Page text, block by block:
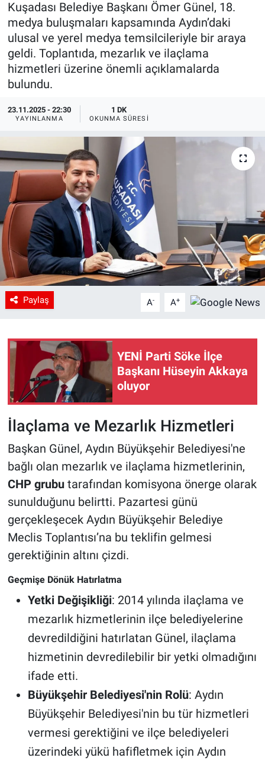
Kuşadası Belediye Başkanı Ömer Günel, 18.
medya buluşmaları kapsamında Aydın’daki
ulusal ve yerel medya temsilcileriyle bir araya
geldi. Toplantıda, mezarlık ve ilaçlama
hizmetleri üzerine önemli açıklamalarda
bulundu.
23.11.2025 - 22:30
YAYINLANMA
1 DK
OKUNMA SÜRESI
Paylaş A- A+
YENİ Parti Söke İlçe
Başkanı Hüseyin Akkaya
oluyor
İlaçlama ve Mezarlık Hizmetleri
Başkan Günel, Aydın Büyükşehir Belediyesi'ne
bağlı olan mezarlık ve ilaçlama hizmetlerinin,
CHP grubutarafından komisyona önerge olarak
sunulduğunu belirtti. Pazartesi günü
gerçekleşecek Aydın Büyükşehir Belediye
Meclis Toplantısı’na bu teklifin gelmesi
gerektiğinin altını çizdi.
Geçmişe Dönük Hatırlatma
Yetki Değişikliği: 2014 yılında ilaçlama ve
mezarlık hizmetlerinin ilçe belediyelerine
devredildiğini hatırlatan Günel, ilaçlama
hizmetinin devredilebilir bir yetki olmadığını
ifade etti.
Büyükşehir Belediyesi'nin Rolü: Aydın
Büyükşehir Belediyesi'nin bu tür hizmetleri
vermesi gerektiğini ve ilçe belediyeleri
üzerindeki yükü hafifletmek için Aydın